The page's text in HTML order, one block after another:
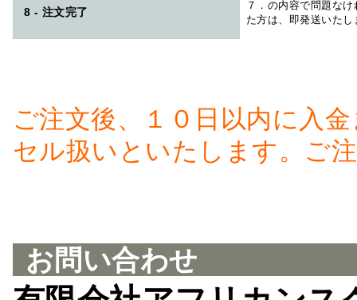
8 - 注文完了
７．の内容で問題な
た方は、即発送いたし
ご注文後、１０日以内に入
セル扱いといたします。ご
お問い合わせ